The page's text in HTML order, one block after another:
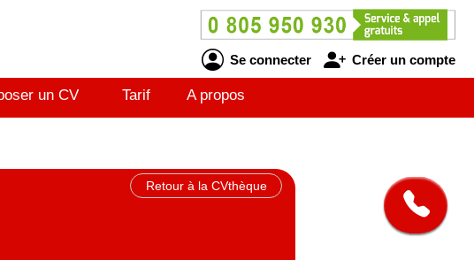
Se connecter Créer un compte
un CV Tarif A propos
Retour à la CVthèque